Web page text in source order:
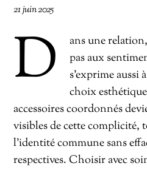
21 juin 2025
D
ans une
pas aux
s’exprime aussi
choix
accessoires coordonnés
visibles de cette complicité,
l’identité commune sans
respectives. Choisir avec